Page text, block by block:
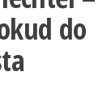
do